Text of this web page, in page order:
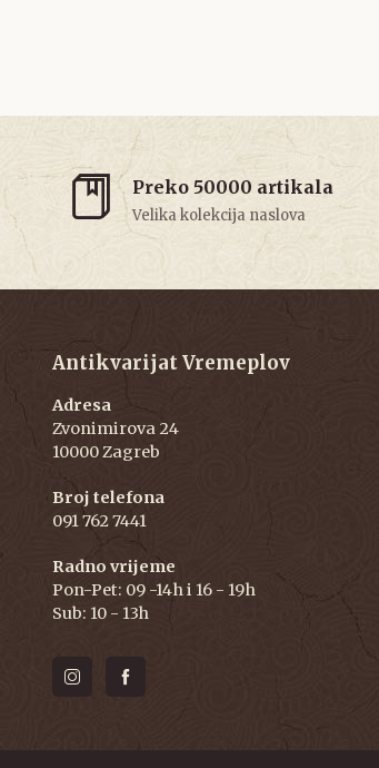
Preko 50000 artikala
Velika kolekcija naslova
Antikvarijat Vremeplov
Adresa
Zvonimirova 24
10000 Zagreb
Broj telefona
091 762 7441
Radno vrijeme
Pon-Pet: 09 -14h i 16 - 19h
Sub: 10 - 13h